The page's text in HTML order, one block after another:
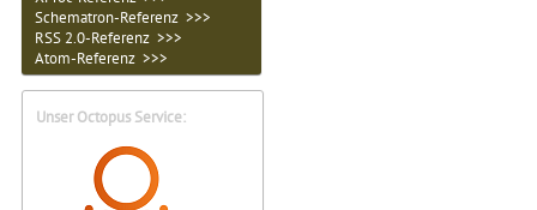
Schematron-Referenz >>>
RSS 2.0-Referenz >>>
Atom-Referenz >>>
Unser Octopus Service: